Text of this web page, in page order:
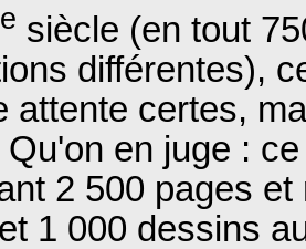
e siècle (en tout
différentes),
attente certes,
Qu'on en juge :
2 500 pages
1 000 dessins